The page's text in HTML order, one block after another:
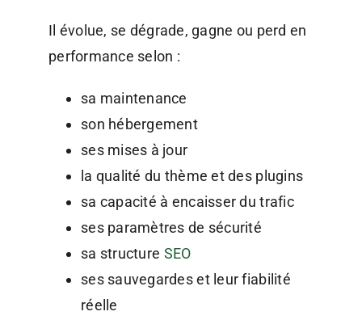
Il évolue, se dégrade, gagne ou perd en
performance selon :
sa maintenance
son hébergement
ses mises à jour
la qualité du thème et des plugins
sa capacité à encaisser du trafic
ses paramètres de sécurité
sa structure SEO
ses sauvegardes et leur fiabilité
réelle